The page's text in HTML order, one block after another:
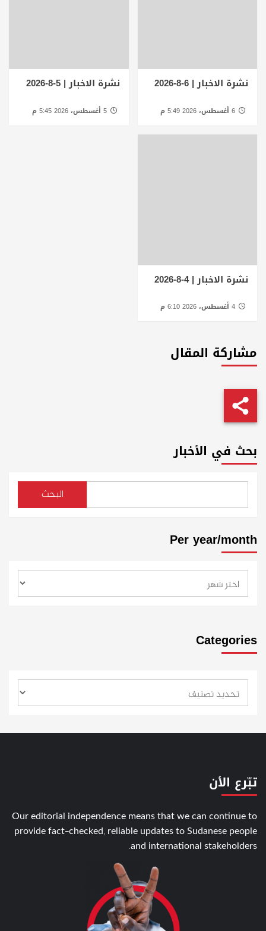
نشرة الاخبار | 6-8-2026 نشرة الاخبار | 5-8-2026
5 أغسطس، 2026 5:45 م
نشرة الاخبار | 4-8-2026
مشاركة المقال
بحث في الأخبار
البحث
Per year/month
Categories
تبّرع الأن
Our editorial independence means that we can continue to
provide fact-checked, reliable updates to Sudanese people
and international stakeholders.